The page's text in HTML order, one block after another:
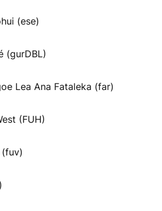
(ese)
(gurDBL)
Lea Ana Fataleka (far)
(FUH)